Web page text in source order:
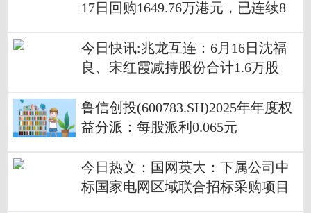
17日回购1649.76万港元，已连续8
今日快讯:兆龙互连：6月16日沈福
良、宋红霞减持股份合计1.6万股
鲁信创投(600783.SH)2025年年度权
益分派：每股派利0.065元
今日热文：国网英大：下属公司中
标国家电网区域联合招标采购项目